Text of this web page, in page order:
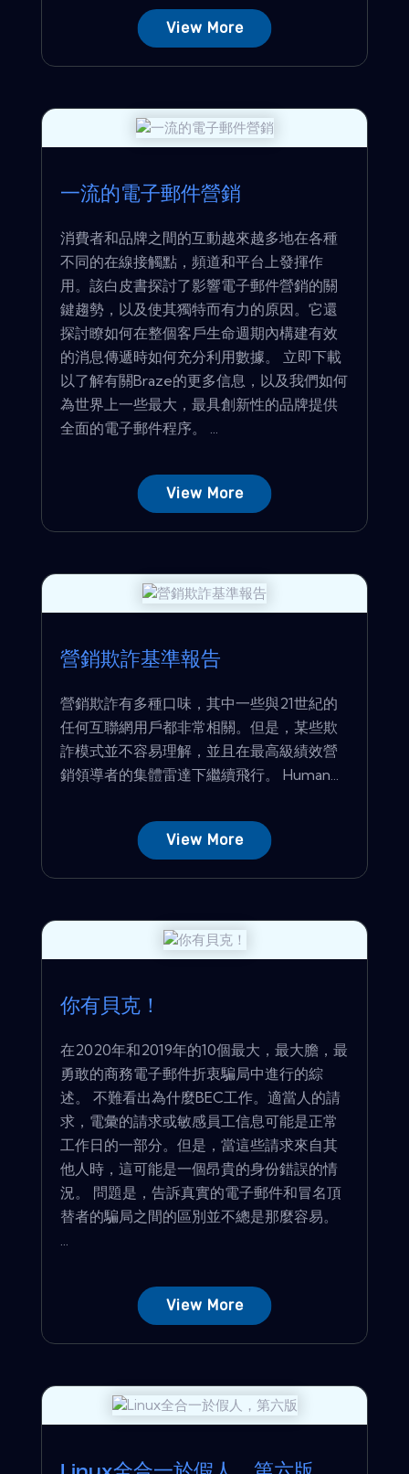
View More
一流的電子郵件營銷
消費者和品牌之間的互動越來越多地在各種
不同的在線接觸點，頻道和平台上發揮作
用。該白皮書探討了影響電子郵件營銷的關
鍵趨勢，以及使其獨特而有力的原因。它還
探討瞭如何在整個客戶生命週期內構建有效
的消息傳遞時如何充分利用數據。 立即下載
以了解有關Braze的更多信息，以及我們如何
為世界上一些最大，最具創新性的品牌提供
全面的電子郵件程序。 ...
View More
營銷欺詐基準報告
營銷欺詐有多種口味，其中一些與21世紀的
任何互聯網用戶都非常相關。但是，某些欺
詐模式並不容易理解，並且在最高級績效營
銷領導者的集體雷達下繼續飛行。 Human...
View More
你有貝克！
在2020年和2019年的10個最大，最大膽，最
勇敢的商務電子郵件折衷騙局中進行的綜
述。 不難看出為什麼BEC工作。適當人的請
求，電彙的請求或敏感員工信息可能是正常
工作日的一部分。但是，當這些請求來自其
他人時，這可能是一個昂貴的身份錯誤的情
況。 問題是，告訴真實的電子郵件和冒名頂
替者的騙局之間的區別並不總是那麼容易。
View More